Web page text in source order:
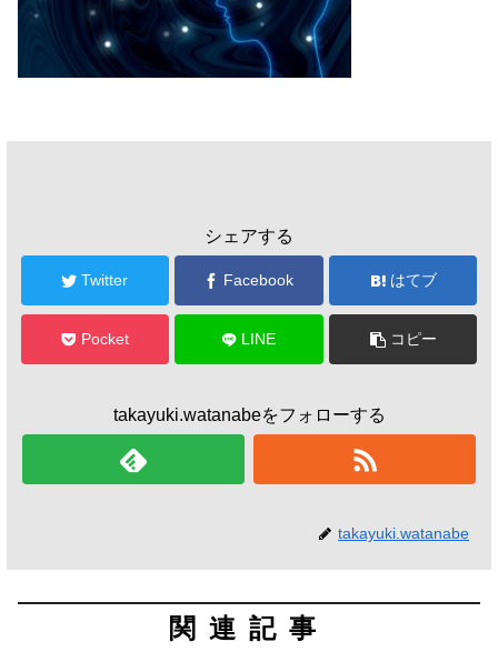
シェアする
Twitter Facebook はてブ
Pocket LINE コピー
takayuki.watanabeをフォローする
takayuki.watanabe
関連記事